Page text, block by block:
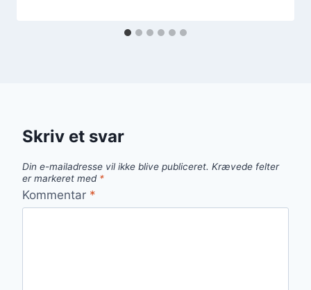
Skriv et svar
Din e-mailadresse vil ikke blive publiceret. Krævede felter
er markeret med *
Kommentar *